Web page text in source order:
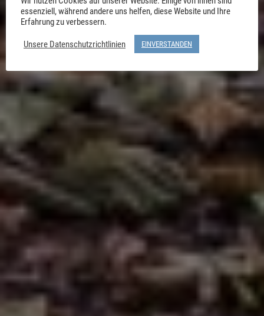
essenziell, während andere uns helfen, diese Website und Ihre
Erfahrung zu verbessern.
Unsere Datenschutzrichtlinien
EINVERSTANDEN